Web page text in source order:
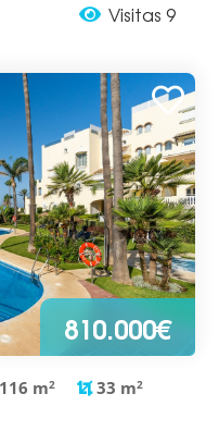
Visitas 9
810.000€
116 m2 33 m2